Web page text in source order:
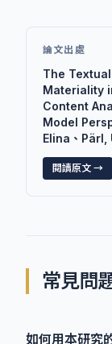
論文出處
The
Materiality
Content
Model
Elina、Pärl,
閱讀原文 →
常見問
如何用本研究